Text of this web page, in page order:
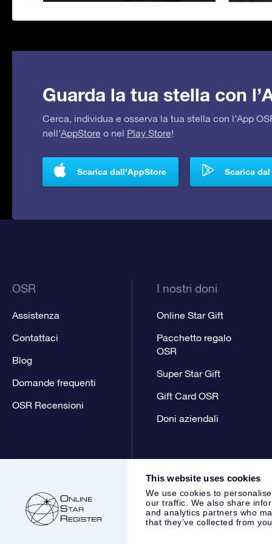
This website uses cookies
We use cookies to
our traffic. We also share
and analytics partners who
that they’ve collected from
Guarda la tua stella con
Cerca, individua e osserva la tua stella con l’App
nell’AppStore o nel Play Store!
Scarica dall'AppStore Scarica
OSR
Assistenza
Contattaci
Blog
Domande frequenti
OSR Recensioni
I nostri doni
Online Star Gift
Pacchetto regalo
OSR
Super Star Gift
Gift Card OSR
Doni aziendali